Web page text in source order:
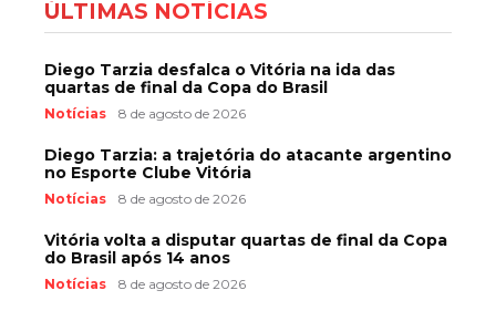
ÚLTIMAS NOTÍCIAS
Diego Tarzia desfalca o Vitória na ida das
quartas de final da Copa do Brasil
Notícias 8 de agosto de 2026
Diego Tarzia: a trajetória do atacante argentino
no Esporte Clube Vitória
Notícias 8 de agosto de 2026
Vitória volta a disputar quartas de final da Copa
do Brasil após 14 anos
Notícias 8 de agosto de 2026